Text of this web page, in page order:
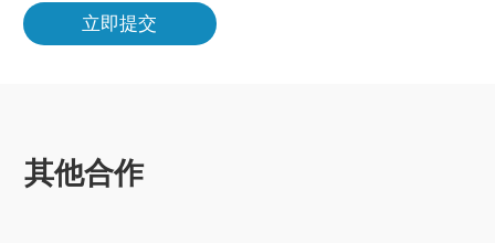
立即提交
其他合作